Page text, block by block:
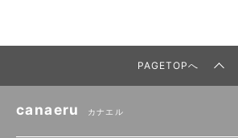
PAGETOPへ
canaeru カナエル